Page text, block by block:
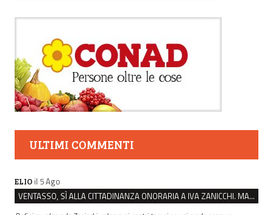
ULTIMI COMMENTI
ELIO il 5 Ago
VENTASSO, SÌ ALLA CITTADINANZA ONORARIA A IVA ZANICCHI. MA BARGIACCHI: “È DI PESSIMO GUSTO”